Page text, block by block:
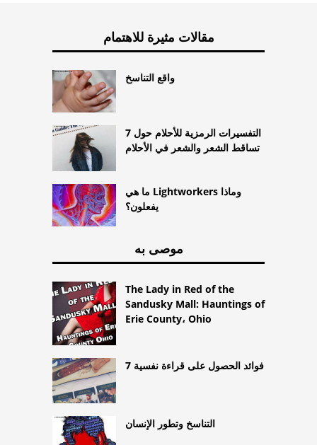
مقالات مثيرة للاهتمام
واقع التناسخ
7 التفسيرات الرمزية للأحلام حول
تساقط الشعر والشعر في الأحلام
ما هي Lightworkers وماذا
يفعلون؟
موصى به
The Lady in Red of the
Sandusky Mall: Hauntings of
Erie County، Ohio
7 فوائد الحصول على قراءة نفسية
التناسخ وتطور الإنسان